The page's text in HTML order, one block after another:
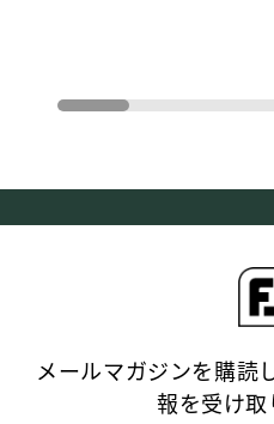
メールマガジンを購読
報を受け取